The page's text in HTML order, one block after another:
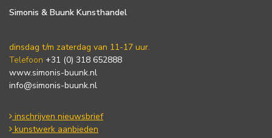
Simonis & Buunk Kunsthandel
dinsdag t/m zaterdag van 11-17 uur.
Telefoon +31 (0) 318 652888
www.simonis-buunk.nl
info@simonis-buunk.nl
inschrijven nieuwsbrief
kunstwerk aanbieden